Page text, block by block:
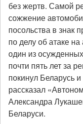
без жертв. Самой
сожжение
посольства в знак
по делу об атаке
один из
почти пять лет за
покинул Беларусь
рассказал
Александра
Беларуси.